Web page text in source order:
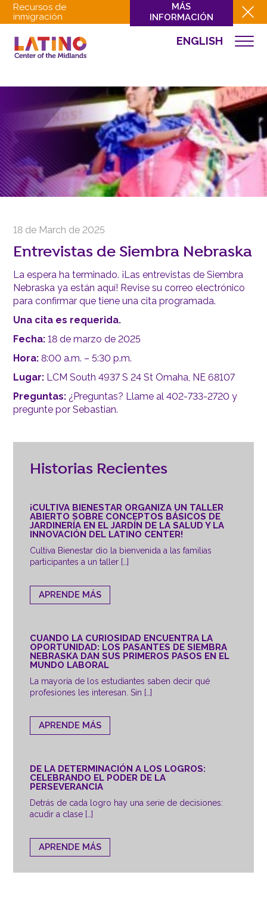
Recursos de
inmigración
MÁS
INFORMACIÓN
ENGLISH
QUIÉNES SOMOS
INVOLUCRARSE
EVENTOS
NOTICIAS
RECURSOS
EVENTOS
18 de March de 2025
Entrevistas de Siembra Nebraska
La espera ha terminado. ¡Las entrevistas de Siembra
Nebraska ya están aquí! Revise su correo electrónico
para confirmar que tiene una cita programada.
Una cita es requerida.
Fecha:18 de marzo de 2025
Hora: 8:00 a.m. – 5:30 p.m.
Lugar: LCM South 4937 S 24 St Omaha, NE 68107
Preguntas: ¿Preguntas? Llame al 402-733-2720 y
pregunte por Sebastian.
Historias Recientes
¡CULTIVA BIENESTAR ORGANIZA UN TALLER
ABIERTO SOBRE CONCEPTOS BÁSICOS DE
JARDINERÍA EN EL JARDÍN DE LA SALUD Y LA
INNOVACIÓN DEL LATINO CENTER!
Cultiva Bienestar dio la bienvenida a las familias
participantes a un taller […]
APRENDE MÁS
CUANDO LA CURIOSIDAD ENCUENTRA LA
OPORTUNIDAD: LOS PASANTES DE SIEMBRA
NEBRASKA DAN SUS PRIMEROS PASOS EN EL
MUNDO LABORAL
La mayoría de los estudiantes saben decir qué
profesiones les interesan. Sin […]
APRENDE MÁS
DE LA DETERMINACIÓN A LOS LOGROS:
CELEBRANDO EL PODER DE LA
PERSEVERANCIA
Detrás de cada logro hay una serie de decisiones:
acudir a clase […]
APRENDE MÁS